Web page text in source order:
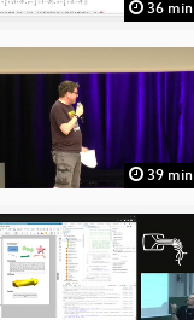
36 min
39 min